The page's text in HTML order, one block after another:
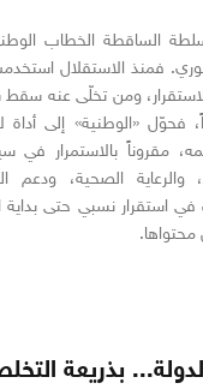
الساقطة الخطاب
فمنذ الاستقلال
ومن تخلّى عنه
فحوّل «الوطنية» إلى أداة
مقروناً بالاستمرار في
والرعاية الصحية، ودعم
استقرار نسبي حتى بداية
بذريعة